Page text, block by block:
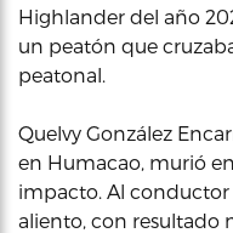
Highlander del año
un peatón que
peatonal.
Quelvy González
en Humacao, murió
impacto. Al conductor
aliento, con resultado